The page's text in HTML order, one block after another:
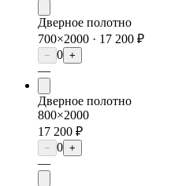
Дверное полотно
700×2000 · 17 200 ₽
− 0 +
—
Дверное полотно
800×2000
17 200 ₽
− 0 +
—